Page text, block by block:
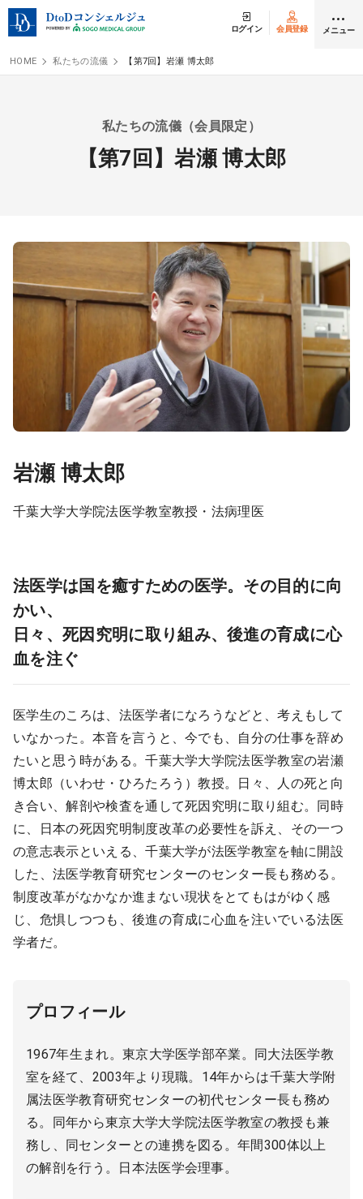
ログイン 会員登録 メニュー
医院の譲渡・売却をお考えの方
採用をお考えの医療機関の方
HOME 私たちの流儀 【第7回】岩瀬 博太郎
私たちの流儀（会員限定）
【第7回】岩瀬 博太郎
岩瀬 博太郎
千葉大学大学院法医学教室教授・法病理医
法医学は国を癒すための医学。その目的に向
かい、
日々、死因究明に取り組み、後進の育成に心
血を注ぐ
医学生のころは、法医学者になろうなどと、考えもして
いなかった。本音を言うと、今でも、自分の仕事を辞め
たいと思う時がある。千葉大学大学院法医学教室の岩瀬
博太郎（いわせ・ひろたろう）教授。日々、人の死と向
き合い、解剖や検査を通して死因究明に取り組む。同時
に、日本の死因究明制度改革の必要性を訴え、その一つ
の意志表示といえる、千葉大学が法医学教室を軸に開設
した、法医学教育研究センターのセンター長も務める。
制度改革がなかなか進まない現状をとてもはがゆく感
じ、危惧しつつも、後進の育成に心血を注いでいる法医
学者だ。
プロフィール
1967年生まれ。東京大学医学部卒業。同大法医学教
室を経て、2003年より現職。14年からは千葉大学附
属法医学教育研究センターの初代センター長も務め
る。同年から東京大学大学院法医学教室の教授も兼
務し、同センターとの連携を図る。年間300体以上
の解剖を行う。日本法医学会理事。